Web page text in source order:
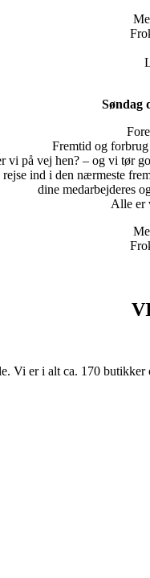
Søndag
Fremtid og
vi på vej hen? – og vi tør
ind i den nærmeste
dine medarbejderes
Alle er
er i alt ca. 170 butikker